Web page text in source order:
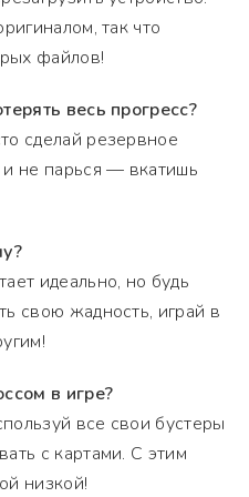
так что
файлов!
весь прогресс?
сделай резервное
не парься — вкатишь
идеально, но будь
свою жадность, играй в
в игре?
все свои бустеры
с картами. С этим
низкой!